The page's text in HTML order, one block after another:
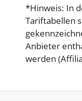
*Hinweis: In
Tariftabellen
Anbieter
werden